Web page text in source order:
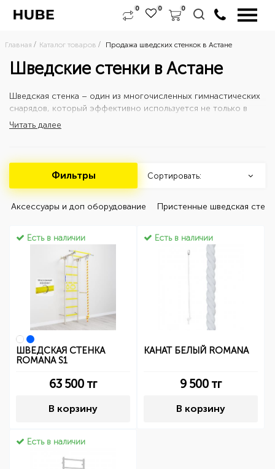
0 0 0
Главная Каталог товаров Продажа шведских стенкок в Астане
Шведские стенки в Астане
Шведская стенка – один из многочисленных гимнастических
снарядов, который эффективно используется не только в
спортивных залах, но и в домашних условиях.
получает именно то, что ему необходимо благодаря
большому выбору, изготовлению снарядов под заказ и
доступной цене.
Читать далее
Фильтры Сортировать:
Аксессуары и доп оборудование Пристенные шведская
Есть в наличии
ШВЕДСКАЯ СТЕНКА
ROMANA S1
63 500 тг
В корзину
Есть в наличии
КАНАТ БЕЛЫЙ ROMANA
9 500 тг
В корзину
Есть в наличии